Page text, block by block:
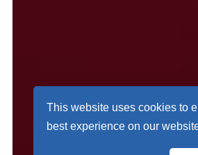
This website uses cookies to
best experience on our